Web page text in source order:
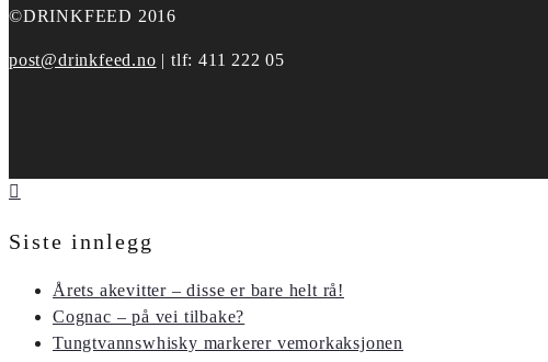
©DRINKFEED 2016
post@drinkfeed.no | tlf: 411 222 05
Siste innlegg
Årets akevitter – disse er bare helt rå!
Cognac – på vei tilbake?
Tungtvannswhisky markerer vemorkaksjonen